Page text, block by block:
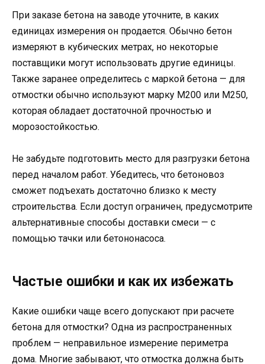
При заказе бетона на заводе уточните, в каких
единицах измерения он продается. Обычно бетон
измеряют в кубических метрах, но некоторые
поставщики могут использовать другие единицы.
Также заранее определитесь с маркой бетона — для
отмостки обычно используют марку М200 или М250,
которая обладает достаточной прочностью и
морозостойкостью.
Не забудьте подготовить место для разгрузки бетона
перед началом работ. Убедитесь, что бетоновоз
сможет подъехать достаточно близко к месту
строительства. Если доступ ограничен, предусмотрите
альтернативные способы доставки смеси — с
помощью тачки или бетононасоса.
Частые ошибки и как их избежать
Какие ошибки чаще всего допускают при расчете
бетона для отмостки? Одна из распространенных
проблем — неправильное измерение периметра
дома. Многие забывают, что отмостка должна быть